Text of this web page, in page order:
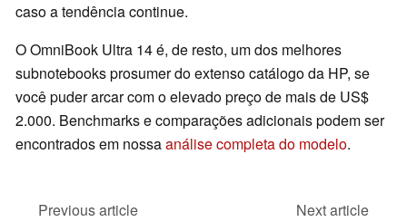
caso a tendência continue.
O OmniBook Ultra 14 é, de resto, um dos melhores
subnotebooks prosumer do extenso catálogo da HP, se
você puder arcar com o elevado preço de mais de US$
2.000. Benchmarks e comparações adicionais podem ser
encontrados em nossaanálise completa do modelo.
Previous article
Next article